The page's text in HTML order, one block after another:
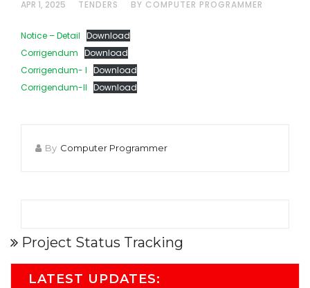
APR 1, 2025 TENDERS BY COMPUTER PROGRAMMER
Notice – Detail Download
Corrigendum Download
Corrigendum- I Download
Corrigendum-II Download
By Computer Programmer
Project Status Tracking
LATEST UPDATES: